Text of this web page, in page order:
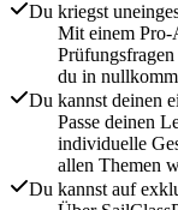
Du kriegst
Mit einem
du in
Du kannst deinen
Passe deinen
individuelle
allen Themen
Du kannst auf